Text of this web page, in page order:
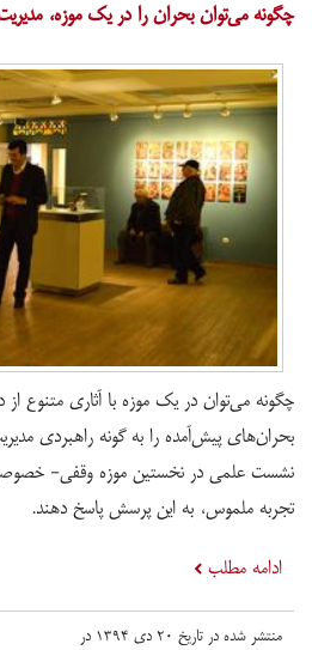
چگونه می‌توان بحران را در یک موزه،
چگونه می‌توان در یک موزه با آثاری متنوع از
بحران‌های پیش‌آمده را به گونه راهبردی
نشست علمی در نخستین موزه وقفی-
تجربه ملموس، به این پرسش پاسخ دهند.
ادامه مطلب
منتشر شده در تاریخ ۲۰ دی ۱۳۹۴ در